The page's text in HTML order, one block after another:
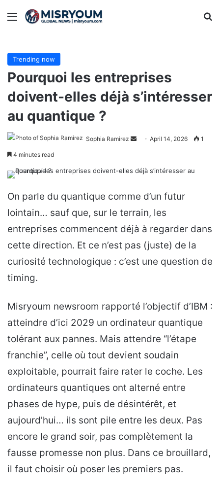
Menu
Trending now
Pourquoi les entreprises
doivent-elles déjà s’intéresser
au quantique ?
Sophia Ramirez
Send April 14, 2026 1
4 minutes read
On parle du quantique comme d’un futur
lointain… sauf que, sur le terrain, les
entreprises commencent déjà à regarder dans
cette direction. Et ce n’est pas (juste) de la
curiosité technologique : c’est une question de
timing.
Misryoum newsroom rapporté l’objectif d’IBM :
atteindre d’ici 2029 un ordinateur quantique
tolérant aux pannes. Mais attendre “l’étape
franchie”, celle où tout devient soudain
exploitable, pourrait faire rater le coche. Les
ordinateurs quantiques ont alterné entre
phases de hype, puis de désintérêt, et
aujourd’hui… ils sont pile entre les deux. Pas
encore le grand soir, pas complètement la
fausse promesse non plus. Dans ce brouillard,
il faut choisir où poser les premiers pas.